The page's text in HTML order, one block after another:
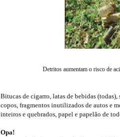
Detritos aumentam o risco de
Bitucas de cigarro, latas de bebidas
copos, fragmentos inutilizados de autos e
inteiros e quebrados, papel e papelão de
Opa!